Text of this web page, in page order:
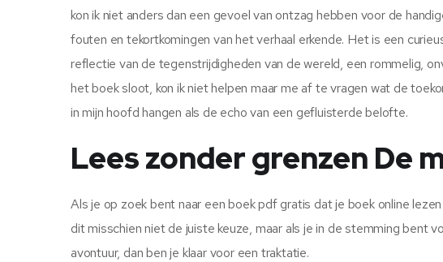
kon ik niet anders dan een gevoel van ontzag hebben voor de
fouten en tekortkomingen van het verhaal erkende. Het is een
reflectie van de tegenstrijdigheden van de wereld, een rommelig,
het boek sloot, kon ik niet helpen maar me af te vragen wat de
in mijn hoofd hangen als de echo van een gefluisterde belofte.
Lees zonder grenzen De
Als je op zoek bent naar een boek pdf gratis dat je boek online
dit misschien niet de juiste keuze, maar als je in de stemming bent
avontuur, dan ben je klaar voor een traktatie.